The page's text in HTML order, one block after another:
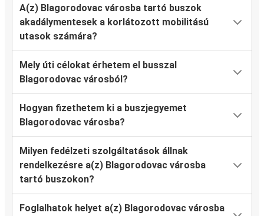
A(z) Blagorodovac városba tartó buszok
akadálymentesek a korlátozott mobilitású
utasok számára?
Mely úti célokat érhetem el busszal
Blagorodovac városból?
Hogyan fizethetem ki a buszjegyemet
Blagorodovac városba?
Milyen fedélzeti szolgáltatások állnak
rendelkezésre a(z) Blagorodovac városba
tartó buszokon?
Foglalhatok helyet a(z) Blagorodovac városba